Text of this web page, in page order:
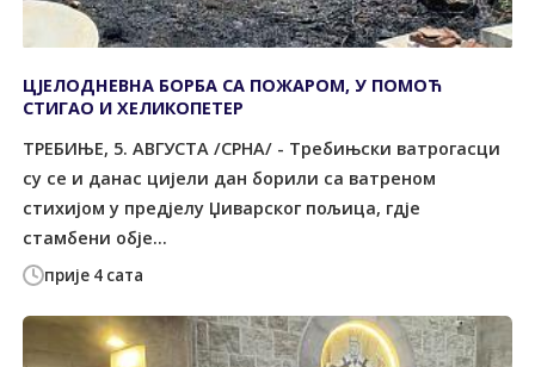
прије 4 сата
ЦЈЕЛОДНЕВНА БОРБА СА ПОЖАРОМ, У ПОМОЋ
СТИГАО И ХЕЛИКОПЕТЕР
TРЕБИЊЕ, 5. АВГУСTА /СРНА/ - Требињски ватрогасци
су се и данас цијели дан борили са ватреном
стихијом у предјелу Џиварског пољица, гдје
стамбени обје...